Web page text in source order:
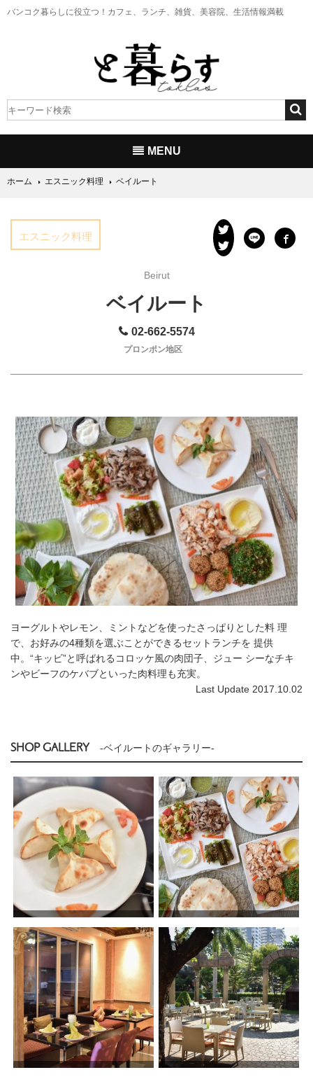
バンコク暮らしに役立つ！ カフェ、ランチ、雑貨、美容院、生活情報満載
MENU
ホーム エスニック料理 ベイルート
エスニック料理
Beirut
ベイルート
02-662-5574
プロンポン地区
ヨーグルトやレモン、ミントなどを使ったさっぱりとした料 理
で、お好みの4種類を選ぶことができるセットランチを 提供
中。“キッビ”と呼ばれるコロッケ風の肉団子、ジュー シーなチキ
ンやビーフのケバブといった肉料理も充実。
Last Update 2017.10.02
SHOP GALLERY -ベイルートのギャラリー-